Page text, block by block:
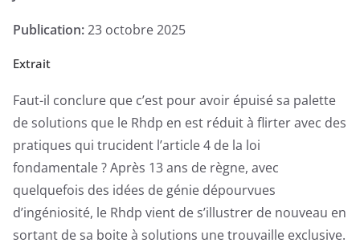
Publication:23 octobre 2025
Extrait
Faut-il conclure que c’est pour avoir épuisé sa palette
de solutions que le Rhdp en est réduit à flirter avec des
pratiques qui trucident l’article 4 de la loi
fondamentale ? Après 13 ans de règne, avec
quelquefois des idées de génie dépourvues
d’ingéniosité, le Rhdp vient de s’illustrer de nouveau en
sortant de sa boite à solutions une trouvaille exclusive.